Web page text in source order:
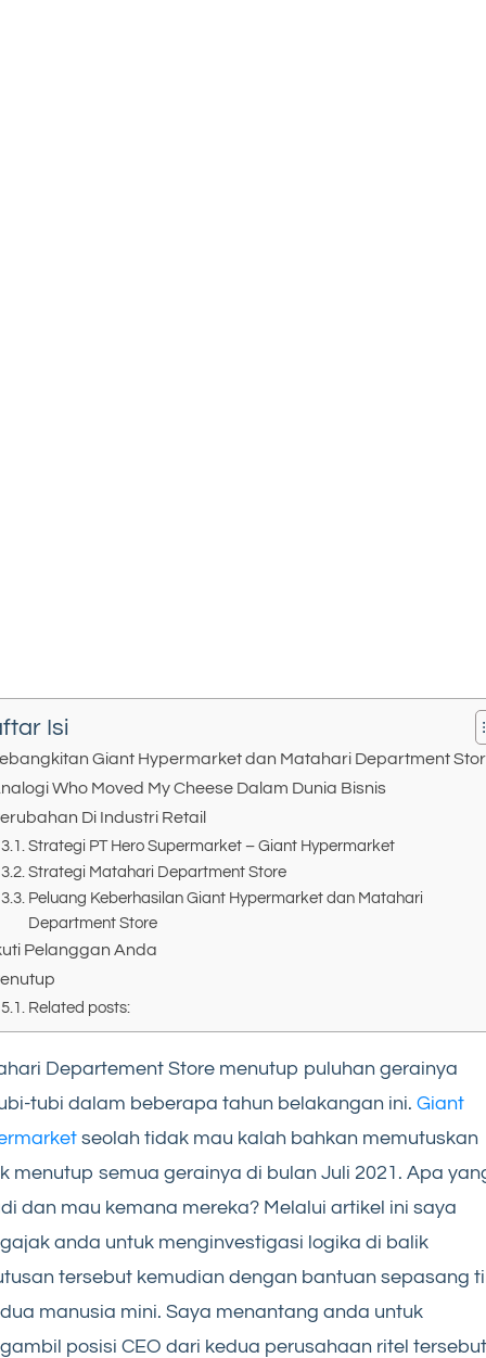
Isi
Giant Hypermarket dan Matahari Department
Who Moved My Cheese Dalam Dunia Bisnis
Di Industri Retail
Strategi PT Hero Supermarket – Giant Hypermarket
Strategi Matahari Department Store
Peluang Keberhasilan Giant Hypermarket dan Matahari
Department Store
Pelanggan Anda
Related posts:
Departement Store menutup puluhan gerainya
tubi dalam beberapa tahun belakangan ini. Giant
seolah tidak mau kalah bahkan memutuskan
menutup semua gerainya di bulan Juli 2021. Apa
dan mau kemana mereka? Melalui artikel ini saya
anda untuk menginvestigasi logika di balik
tersebut kemudian dengan bantuan sepasang
manusia mini. Saya menantang anda untuk
posisi CEO dari kedua perusahaan ritel